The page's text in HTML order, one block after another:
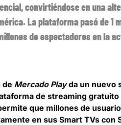
convirtiéndose en una
La plataforma pasó de 1
de espectadores en la
de Mercado Playda un nuevo
de streaming gratuito
que millones de
en sus Smart TVs con